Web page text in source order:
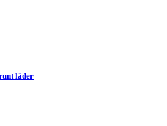
läder